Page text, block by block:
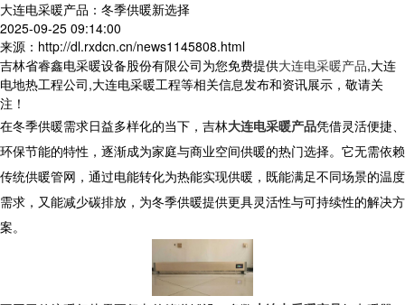
大连电采暖产品：冬季供暖新选择
2025-09-25 09:14:00
来源：http://dl.rxdcn.cn/news1145808.html
吉林省睿鑫电采暖设备股份有限公司为您免费提供大连电采暖产品,大连
电地热工程公司,大连电采暖工程等相关信息发布和资讯展示，敬请关
注！
在冬季供暖需求日益多样化的当下，吉林大连电采暖产品凭借灵活便捷、
环保节能的特性，逐渐成为家庭与商业空间供暖的热门选择。它无需依赖
传统供暖管网，通过电能转化为热能实现供暖，既能满足不同场景的温度
需求，又能减少碳排放，为冬季供暖提供更具灵活性与可持续性的解决方
案。